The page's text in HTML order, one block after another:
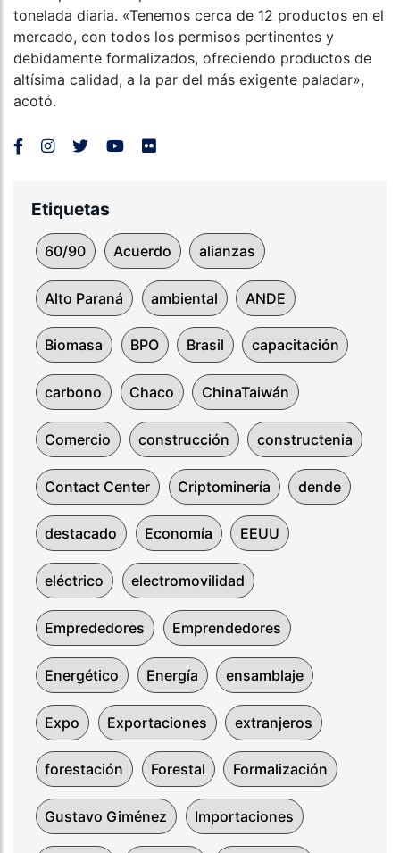
tonelada diaria. «Tenemos cerca de 12 productos en el
mercado, con todos los permisos pertinentes y
debidamente formalizados, ofreciendo productos de
altísima calidad, a la par del más exigente paladar»,
acotó.
Etiquetas
60/90 Acuerdo alianzas
Alto Paraná ambiental ANDE
Biomasa BPO Brasil capacitación
carbono Chaco ChinaTaiwán
Comercio construcción constructenia
Contact Center Criptominería dende
destacado Economía EEUU
eléctrico electromovilidad
Emprededores Emprendedores
Energético Energía ensamblaje
Expo Exportaciones extranjeros
forestación Forestal Formalización
Gustavo Giménez Importaciones